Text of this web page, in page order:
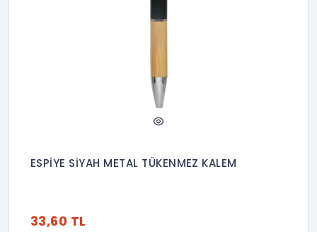
ESPİYE SİYAH METAL TÜKENMEZ KALEM
33,60 TL